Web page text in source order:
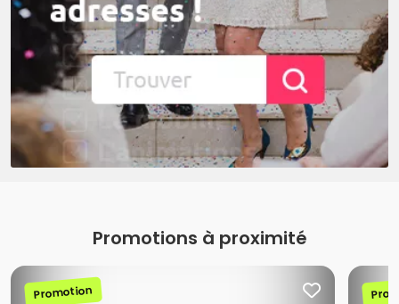
Promotions à proximité
Promotion